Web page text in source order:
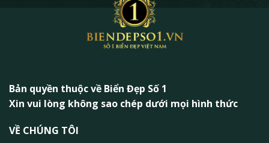
Bản quyền thuộc về Biển Đẹp Số 1
Xin vui lòng không sao chép dưới mọi hình thức
VỀ CHÚNG TÔI